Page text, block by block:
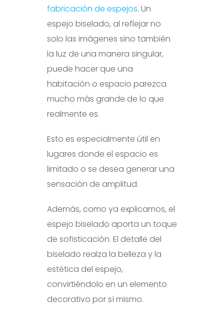
fabricación de espejos. Un
espejo biselado, al reflejar no
solo las imágenes sino también
la luz de una manera singular,
puede hacer que una
habitación o espacio parezca
mucho más grande de lo que
realmente es.
Esto es especialmente útil en
lugares donde el espacio es
limitado o se desea generar una
sensación de amplitud.
Además, como ya explicamos, el
espejo biselado aporta un toque
de sofisticación. El detalle del
biselado realza la belleza y la
estética del espejo,
convirtiéndolo en un elemento
decorativo por sí mismo.